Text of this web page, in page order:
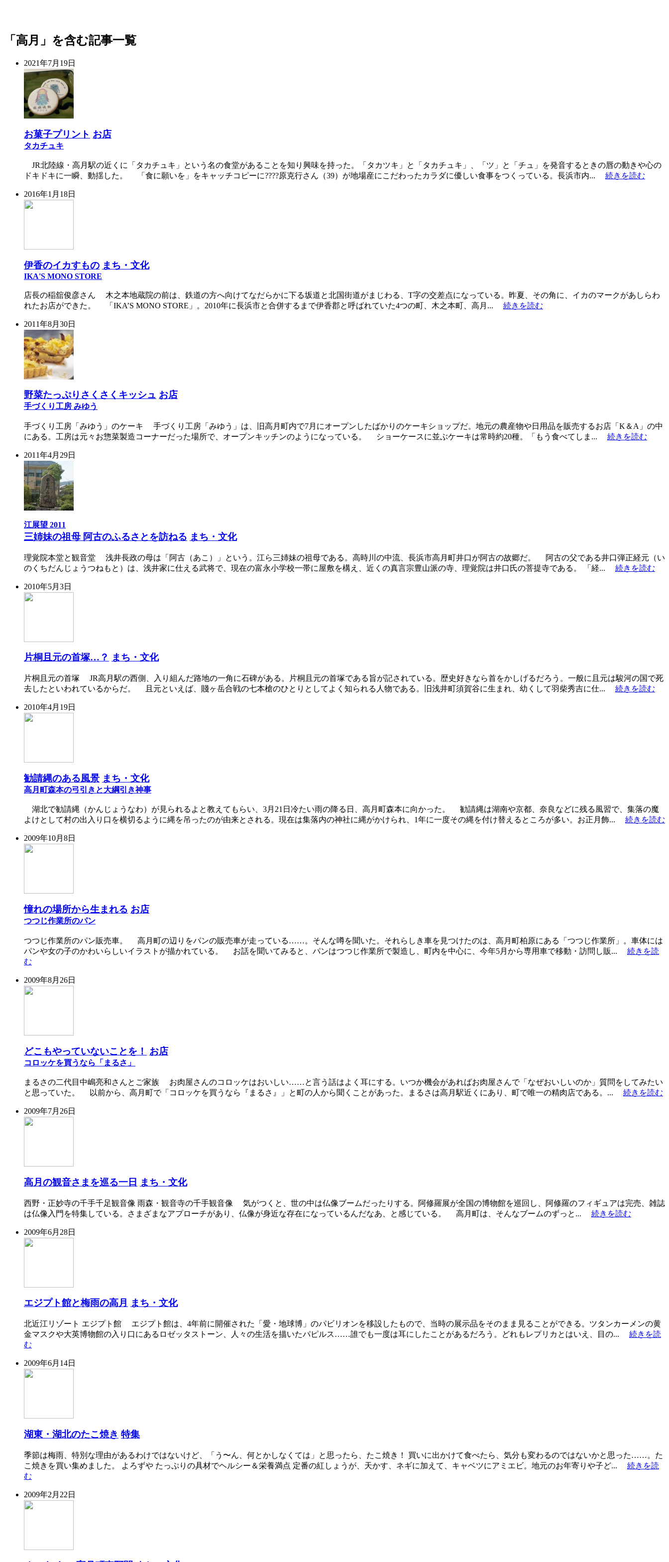
「高月」を含む記事一覧
2021年7月19日
お菓子プリント お店
タカチュキ
JR北陸線・高月駅の近くに「タカチュキ」という名の食堂があることを知り興味を持った。「タカツキ」と「タカチュキ」、「ツ」と「チュ」を発音するときの唇の動きや心の
ドキドキに一瞬、動揺した。 「食に願いを」をキャッチコピーに????原克行さん（39）が地場産にこだわったカラダに優しい食事をつくっている。長浜市内... 続きを読む
2016年1月18日
伊香のイカすもの まち・文化
IKA'S MONO STORE
店長の稲舘俊彦さん 木之本地蔵院の前は、鉄道の方へ向けてなだらかに下る坂道と北国街道がまじわる、T字の交差点になっている。昨夏、その角に、イカのマークがあしらわ
れたお店ができた。 「IKA’S MONO STORE」。2010年に長浜市と合併するまで伊香郡と呼ばれていた4つの町、木之本町、高月... 続きを読む
2011年8月30日
野菜たっぷりさくさくキッシュ お店
手づくり工房 みゆう
手づくり工房「みゆう」のケーキ 手づくり工房「みゆう」は、旧高月町内で7月にオープンしたばかりのケーキショップだ。地元の農産物や日用品を販売するお店「K＆A」の中
にある。工房は元々お惣菜製造コーナーだった場所で、オープンキッチンのようになっている。 ショーケースに並ぶケーキは常時約20種。「もう食べてしま... 続きを読む
2011年4月29日
江展望 2011
三姉妹の祖母 阿古のふるさとを訪ねる まち・文化
理覚院本堂と観音堂 浅井長政の母は「阿古（あこ）」という。江ら三姉妹の祖母である。高時川の中流、長浜市高月町井口が阿古の故郷だ。 阿古の父である井口弾正経元（い
のくちだんじょうつねもと）は、浅井家に仕える武将で、現在の富永小学校一帯に屋敷を構え、近くの真言宗豊山派の寺、理覚院は井口氏の菩提寺である。 「経... 続きを読む
2010年5月3日
片桐且元の首塚…？ まち・文化
片桐且元の首塚 JR高月駅の西側、入り組んだ路地の一角に石碑がある。片桐且元の首塚である旨が記されている。歴史好きなら首をかしげるだろう。一般に且元は駿河の国で死
去したといわれているからだ。 且元といえば、賤ヶ岳合戦の七本槍のひとりとしてよく知られる人物である。旧浅井町須賀谷に生まれ、幼くして羽柴秀吉に仕... 続きを読む
2010年4月19日
勧請縄のある風景 まち・文化
高月町森本の弓引きと大綱引き神事
湖北で勧請縄（かんじょうなわ）が見られるよと教えてもらい、3月21日冷たい雨の降る日、高月町森本に向かった。 勧請縄は湖南や京都、奈良などに残る風習で、集落の魔
よけとして村の出入り口を横切るように縄を吊ったのが由来とされる。現在は集落内の神社に縄がかけられ、1年に一度その縄を付け替えるところが多い。お正月飾... 続きを読む
2009年10月8日
憧れの場所から生まれる お店
つつじ作業所のパン
つつじ作業所のパン販売車。 高月町の辺りをパンの販売車が走っている……。そんな噂を聞いた。それらしき車を見つけたのは、高月町柏原にある「つつじ作業所」。車体には
パンや女の子のかわいらしいイラストが描かれている。 お話を聞いてみると、パンはつつじ作業所で製造し、町内を中心に、今年5月から専用車で移動・訪問し販... 続きを読
む
2009年8月26日
どこもやっていないことを！ お店
コロッケを買うなら「まるさ」
まるさの二代目中嶋亮和さんとご家族 お肉屋さんのコロッケはおいしい……と言う話はよく耳にする。いつか機会があればお肉屋さんで「なぜおいしいのか」質問をしてみたい
と思っていた。 以前から、高月町で「コロッケを買うなら『まるさ』」と町の人から聞くことがあった。まるさは高月駅近くにあり、町で唯一の精肉店である。... 続きを読む
2009年7月26日
高月の観音さまを巡る一日 まち・文化
西野・正妙寺の千手千足観音像 雨森・観音寺の千手観音像 気がつくと、世の中は仏像ブームだったりする。阿修羅展が全国の博物館を巡回し、阿修羅のフィギュアは完売、雑誌
は仏像入門を特集している。さまざまなアプローチがあり、仏像が身近な存在になっているんだなあ、と感じている。 高月町は、そんなブームのずっと... 続きを読む
2009年6月28日
エジプト館と梅雨の高月 まち・文化
北近江リゾート エジプト館 エジプト館は、4年前に開催された「愛・地球博」のパビリオンを移設したもので、当時の展示品をそのまま見ることができる。ツタンカーメンの黄
金マスクや大英博物館の入り口にあるロゼッタストーン、人々の生活を描いたパピルス……誰でも一度は耳にしたことがあるだろう。どれもレプリカとはいえ、目の... 続きを読
む
2009年6月14日
湖東・湖北のたこ焼き 特集
季節は梅雨、特別な理由があるわけではないけど、「う〜ん、何とかしなくては」と思ったら、たこ焼き！ 買いに出かけて食べたら、気分も変わるのではないかと思った……。た
こ焼きを買い集めました。 よろずや たっぷりの具材でヘルシー＆栄養満点 定番の紅しょうが、天かす、ネギに加えて、キャベツにアミエビ。地元のお年寄りや子ど... 続きを読
む
2009年2月22日